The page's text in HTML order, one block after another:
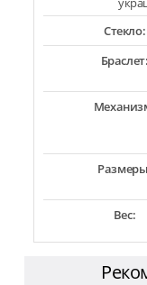
Стекло:
Браслет:
Вес: